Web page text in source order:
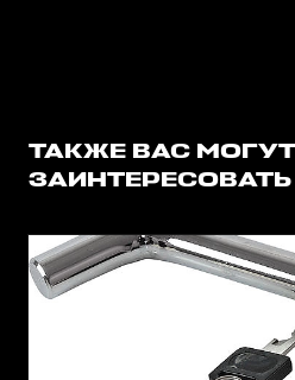
ТАКЖЕ ВАС МОГУТ
ЗАИНТЕРЕСОВАТЬ